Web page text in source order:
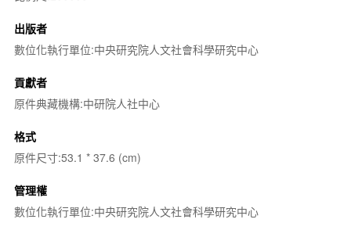
出版者
數位化執行單位:中央研究院人文社會科學研究中心
貢獻者
原件典藏機構:中研院人社中心
格式
原件尺寸:53.1 * 37.6 (cm)
管理權
數位化執行單位:中央研究院人文社會科學研究中心